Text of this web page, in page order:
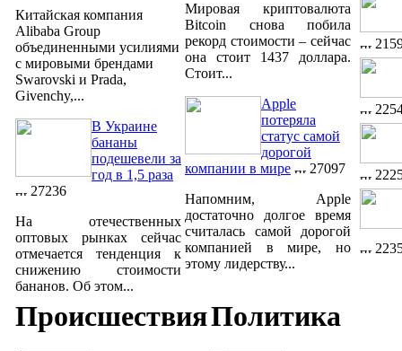
Китайская компания
Alibaba Group
объединенными усилиями
с мировыми брендами
Swarovski и Prada,
Givenchy,...
В Украине
бананы
подешевели за
год в 1,5 раза
27236
На отечественных
оптовых рынках сейчас
отмечается тенденция к
снижению стоимости
бананов. Об этом...
Мировая криптовалюта
Bitcoin снова побила
рекорд стоимости – сейчас
она стоит 1437 доллара.
Стоит...
Apple
потеряла
статус самой
дорогой
компании в мире
27097
Напомним, Apple
достаточно долгое время
считалась самой дорогой
компанией в мире, но
этому лидерству...
ПроисшествияПолитика